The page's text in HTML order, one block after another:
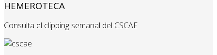
HEMEROTECA
Consulta el clipping semanal del CSCAE